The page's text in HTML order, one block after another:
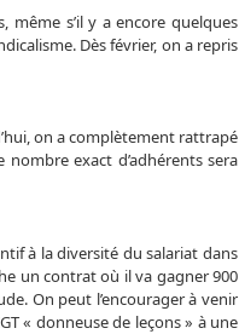
s’il y a encore quelques
Dès février, on a repris
on a complètement rattrapé
exact d’adhérents sera
à la diversité du salariat dans
un contrat où il va gagner 900
On peut l’encourager à venir
« donneuse de leçons » à une